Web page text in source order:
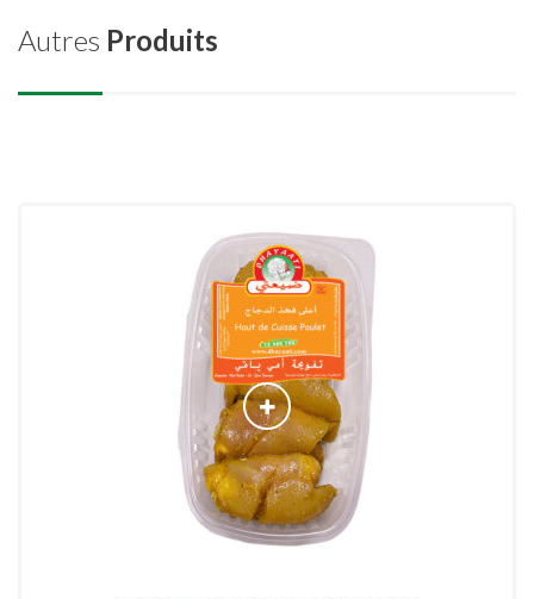
Autres Produits